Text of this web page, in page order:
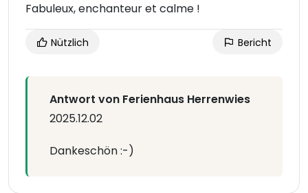
Fabuleux, enchanteur et calme !
Nützlich Bericht
Antwort von Ferienhaus Herrenwies
2025.12.02
Dankeschön :-)